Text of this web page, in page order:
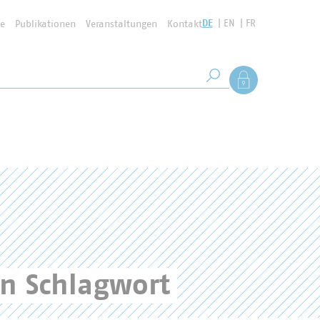
Publikationen Veranstaltungen KontaktDE EN FR
Suche starten
Als Mitglied
Schlagwort